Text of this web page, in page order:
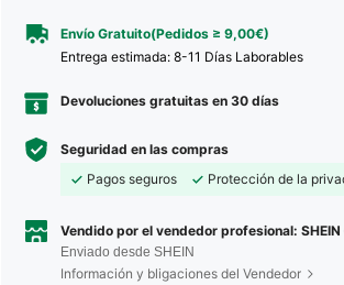
Envío Gratuito(Pedidos ≥ 9,00€)
Entrega estimada: 8-11 Días Laborables
Devoluciones gratuitas en 30 días
Seguridad en las compras
Pagos seguros
Protección de la
Vendido por el vendedor profesional: SHEIN
Enviado desde SHEIN
Información y bligaciones del Vendedor